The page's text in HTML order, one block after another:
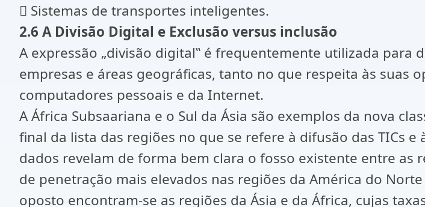
 Sistemas de transportes inteligentes.
2.6 A Divisão Digital e Exclusão versus inclusão
A expressão „divisão digital‟ é frequentemente utilizada para
empresas e áreas geográficas, tanto no que respeita às suas
computadores pessoais e da Internet.
A África Subsaariana e o Sul da Ásia são exemplos da nova
final da lista das regiões no que se refere à difusão das TICs
dados revelam de forma bem clara o fosso existente entre as
de penetração mais elevados nas regiões da América do
oposto encontram-se as regiões da Ásia e da África, cujas